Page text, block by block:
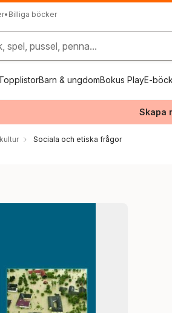
• Billiga böcker
spel, pussel, penna...
Barn & ungdomBokus PlayE-
Skapa
Sociala och etiska frågor